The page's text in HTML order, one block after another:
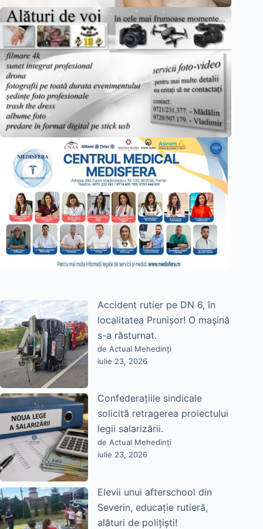
Accident rutier pe DN 6, în
localitatea Prunișor! O mașină
s-a răsturnat.
de Actual Mehedinți
iulie 23, 2026
Confederațiile sindicale
solicită retragerea proiectului
legii salarizării.
de Actual Mehedinți
iulie 23, 2026
Elevii unui afterschool din
Severin, educație rutieră,
alături de polițiști!